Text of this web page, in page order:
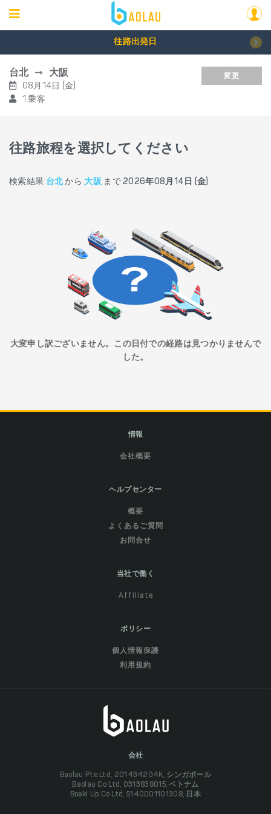
往路出発日
台北 大阪
08月14日 (金)
1 乗客
変更
往路旅程を選択してください
検索結果 台北から大阪まで2026年08月14日 (金)
大変申し訳ございません。この日付での経路は見つかりませんで
した。
情報
会社概要
ヘルプセンター
概要
よくあるご質問
お問合せ
当社で働く
Affiliate
ポリシー
個人情報保護
利用規約
会社
Baolau Pte Ltd, 201434204K, シンガポール
Baolau Co Ltd, 0313838015, ベトナム
Boeki Up Co Ltd, 5140001101308, 日本